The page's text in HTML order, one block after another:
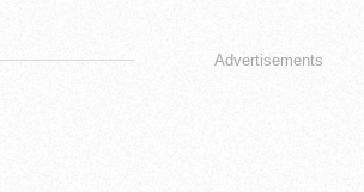
Advertisements